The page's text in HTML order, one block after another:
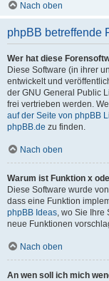
Nach oben
phpBB betreffende
Wer hat diese
Diese Software (in ihrer
entwickelt und
der GNU General Public
frei vertrieben werden.
auf der Seite von phpBB
phpBB.de zu finden.
Nach oben
Warum ist Funktion x
Diese Software wurde
dass eine Funktion
phpBB Ideas, wo Sie Ihre
neue Funktionen
Nach oben
An wen soll ich mich